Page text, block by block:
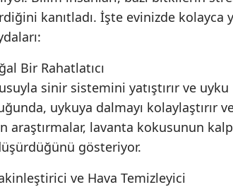
kanıtladı. İşte evinizde
Bir Rahatlatıcı
sinir sistemini yatıştırır ve uyku
uykuya dalmayı kolaylaştırır
araştırmalar, lavanta kokusunun
gösteriyor.
ve Hava Temizleyici